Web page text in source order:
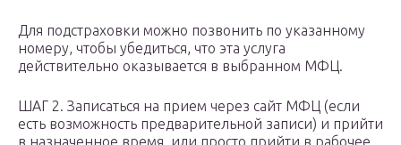
Для подстраховки можно позвонить по указанному
номеру, чтобы убедиться, что эта услуга
действительно оказывается в выбранном МФЦ.
ШАГ 2. Записаться на прием через сайт МФЦ (если
есть возможность предварительной записи) и прийти
в назначенное время, или просто прийти в рабочее